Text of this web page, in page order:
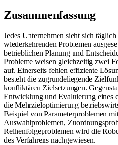
Zusammenfassung
Jedes Unternehmen sieht sich
wiederkehrenden Problemen
betrieblichen Planung und
Probleme weisen gleichzeitig zwei
auf. Einerseits fehlen effiziente
besteht die zugrundeliegende
konfliktären Zielsetzungen.
Entwicklung und Evaluierung eines
die Mehrzieloptimierung
Beispiel von Parameterproblemen
Auswahlproblemen,
Reihenfolgeproblemen wird die
des Verfahrens nachgewiesen.